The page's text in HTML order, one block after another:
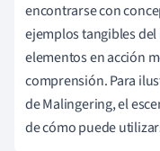
encontrarse con
ejemplos tangibles
elementos en acción
comprensión. Para
de Malingering, el
de cómo puede